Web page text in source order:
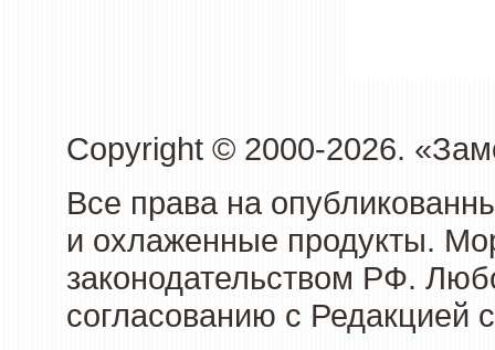
Copyright © 2000-2026.
Все права на
и охлаженные продукты.
законодательством РФ.
согласованию с Редакцией